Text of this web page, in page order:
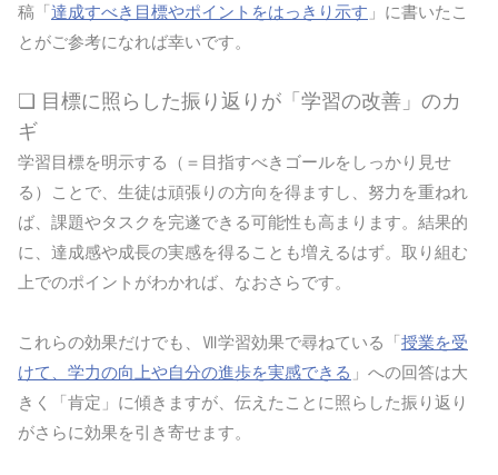
稿「達成すべき目標やポイントをはっきり示す 」に書いたこ
とがご参考になれば幸いです。
❏ 目標に照らした振り返りが「学習の改善」のカ
ギ
学習目標を明示する（＝目指すべきゴールをしっかり見せ
る）ことで、生徒は頑張りの方向を得ますし、努力を重ねれ
ば、課題やタスクを完遂できる可能性も高まります。結果的
に、達成感や成長の実感を得ることも増えるはず。取り組む
上でのポイントがわかれば、なおさらです。
これらの効果だけでも、Ⅶ学習効果で尋ねている「授業を受
けて、学力の向上や自分の進歩を実感できる 」への回答は大
きく「肯定」に傾きますが、伝えたことに照らした振り返り
がさらに効果を引き寄せます。